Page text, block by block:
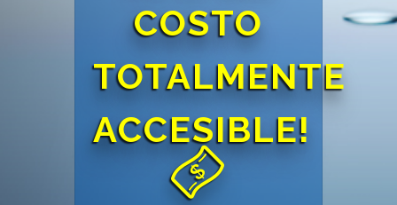
COSTO
TOTALMENTE
ACCESIBLE!